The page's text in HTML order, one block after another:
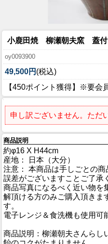
小鹿田焼 柳瀬朝夫窯 蓋
oy0093900
49,500円 (税込)
【450ポイント獲得】※要会
申し訳ございません。ただ
商品説明
約φ16 X H44cm
産地： 日本（大分）
注意： 本商品は手しごとの
誤差がございますことご了承
商品写真になるべく近い物を
解頂ける方のみご購入頂きま
す。
電子レンジ＆食洗機も使用可
商品説明：柳瀬朝夫さんらし